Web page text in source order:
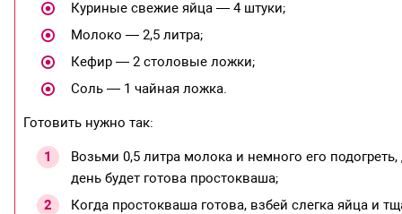
Куриные свежие яйца — 4 штуки;
Молоко — 2,5 литра;
Кефир — 2 столовые ложки;
Соль — 1 чайная ложка.
Готовить нужно так:
Возьми 0,5 литра молока и немного его
день будет готова простокваша;
Когда простокваша готова, взбей слегка яйца и